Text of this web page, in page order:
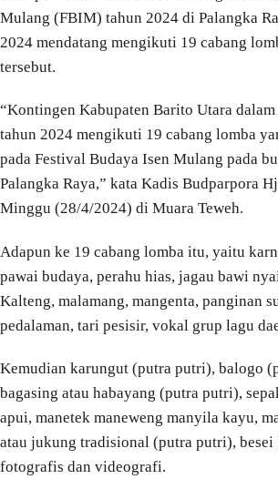
Mulang (FBIM) tahun 2024 di Palangka
2024 mendatang mengikuti 19 cabang
tersebut.
“Kontingen Kabupaten Barito Utara
tahun 2024 mengikuti 19 cabang lomba
pada Festival Budaya Isen Mulang pada
Palangka Raya,” kata Kadis Budparpora
Minggu (28/4/2024) di Muara Teweh.
Adapun ke 19 cabang lomba itu, yaitu
pawai budaya, perahu hias, jagau bawi
Kalteng, malamang, mangenta, panginan
pedalaman, tari pesisir, vokal grup lagu
Kemudian karungut (putra putri), balogo
bagasing atau habayang (putra putri),
apui, manetek maneweng manyila kayu,
atau jukung tradisional (putra putri),
fotografis dan videografi.